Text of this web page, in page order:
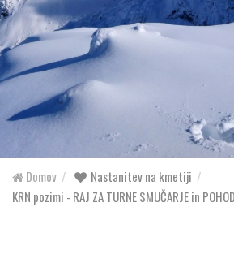
Domov
Nastanitev na kmetiji
KRN pozimi - RAJ ZA TURNE SMUČARJE in